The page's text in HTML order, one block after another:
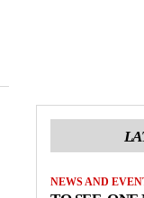
NEWS AND